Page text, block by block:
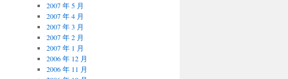
2007 年 5 月
2007 年 4 月
2007 年 3 月
2007 年 2 月
2007 年 1 月
2006 年 12 月
2006 年 11 月